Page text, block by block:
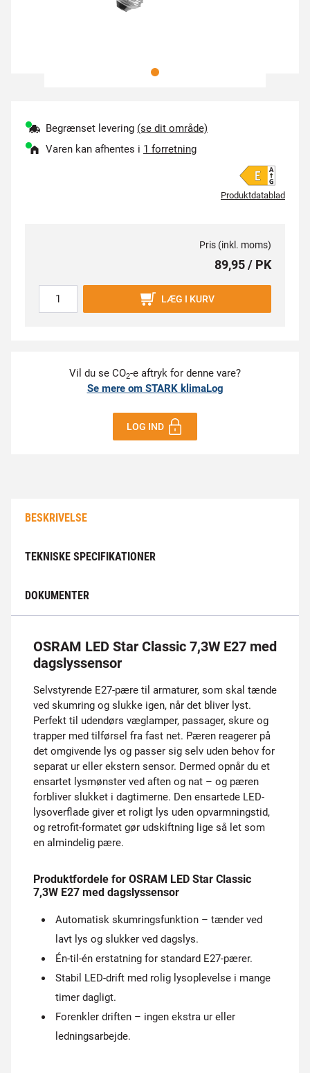
Begrænset levering (se dit område)
Varen kan afhentes i 1 forretning
Produktdatablad
Pris (inkl. moms)
89,95 / PK
LÆG I KURV
Vil du se CO2-e aftryk for denne vare?
Se mere om STARK klimaLog
LOG IND
BESKRIVELSE
TEKNISKE SPECIFIKATIONER
DOKUMENTER
OSRAM LED Star Classic 7,3W E27 med
dagslyssensor
Selvstyrende E27-pære til armaturer, som skal tænde
ved skumring og slukke igen, når det bliver lyst.
Perfekt til udendørs væglamper, passager, skure og
trapper med tilførsel fra fast net. Pæren reagerer på
det omgivende lys og passer sig selv uden behov for
separat ur eller ekstern sensor. Dermed opnår du et
ensartet lysmønster ved aften og nat – og pæren
forbliver slukket i dagtimerne. Den ensartede LED-
lysoverflade giver et roligt lys uden opvarmningstid,
og retrofit-formatet gør udskiftning lige så let som
en almindelig pære.
Produktfordele for OSRAM LED Star Classic
7,3W E27 med dagslyssensor
Automatisk skumringsfunktion – tænder ved
lavt lys og slukker ved dagslys.
Én-til-én erstatning for standard E27-pærer.
Stabil LED-drift med rolig lysoplevelse i mange
timer dagligt.
Forenkler driften – ingen ekstra ur eller
ledningsarbejde.